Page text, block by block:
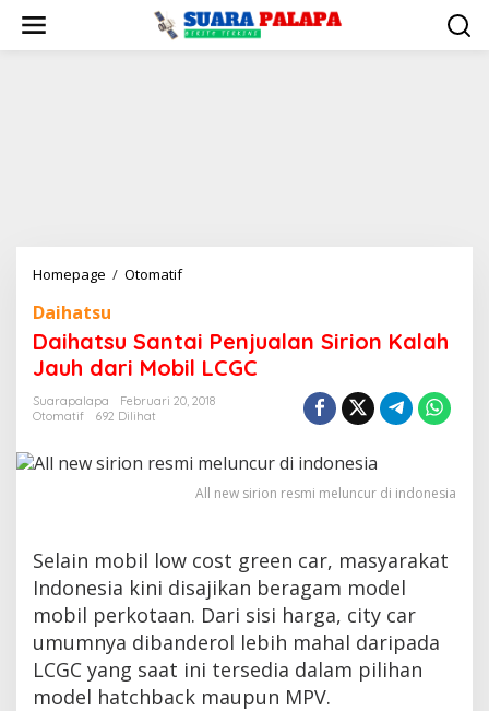
konten
Homepage / OtomatifDaihatsu
Sirion
Kalah
Jauh
dari
Daihatsu
Daihatsu Santai Penjualan Sirion Kalah
Jauh dari Mobil LCGC
Suarapalapa
Februari 20, 2018
Otomatif
692 Dilihat
All new sirion resmi meluncur di indonesia
Selain mobil low cost green car, masyarakat
Indonesia kini disajikan beragam model
mobil perkotaan. Dari sisi harga, city car
umumnya dibanderol lebih mahal daripada
LCGC yang saat ini tersedia dalam pilihan
model hatchback maupun MPV.